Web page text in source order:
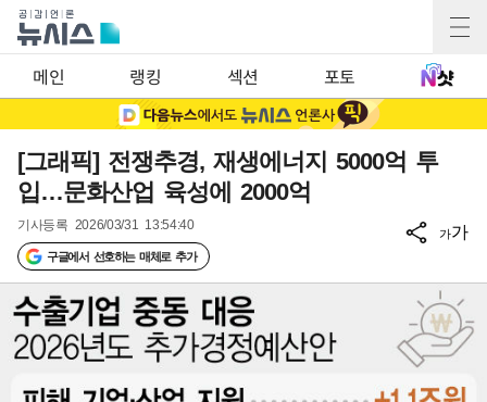
메인 랭킹 섹션 포토
[그래픽] 전쟁추경, 재생에너지 5000억 투
입…문화산업 육성에 2000억
기사등록 2026/03/31 13:54:40
구글에서 선호하는 매체로 추가
가가